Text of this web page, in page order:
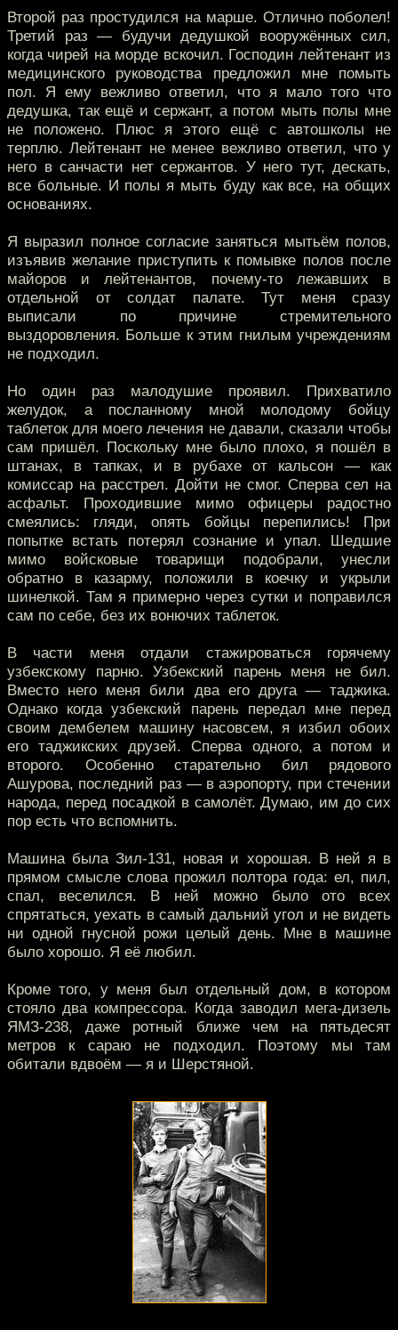
Второй раз простудился на марше. Отлично поболел!
Третий раз — будучи дедушкой вооружённых сил,
когда чирей на морде вскочил. Господин лейтенант из
медицинского руководства предложил мне помыть
пол. Я ему вежливо ответил, что я мало того что
дедушка, так ещё и сержант, а потом мыть полы мне
не положено. Плюс я этого ещё с автошколы не
терплю. Лейтенант не менее вежливо ответил, что у
него в санчасти нет сержантов. У него тут, дескать,
все больные. И полы я мыть буду как все, на общих
основаниях.
Я выразил полное согласие заняться мытьём полов,
изъявив желание приступить к помывке полов после
майоров и лейтенантов, почему-то лежавших в
отдельной от солдат палате. Тут меня сразу
выписали по причине стремительного
выздоровления. Больше к этим гнилым учреждениям
не подходил.
Но один раз малодушие проявил. Прихватило
желудок, а посланному мной молодому бойцу
таблеток для моего лечения не давали, сказали чтобы
сам пришёл. Поскольку мне было плохо, я пошёл в
штанах, в тапках, и в рубахе от кальсон — как
комиссар на расстрел. Дойти не смог. Сперва сел на
асфальт. Проходившие мимо офицеры радостно
смеялись: гляди, опять бойцы перепились! При
попытке встать потерял сознание и упал. Шедшие
мимо войсковые товарищи подобрали, унесли
обратно в казарму, положили в коечку и укрыли
шинелкой. Там я примерно через сутки и поправился
сам по себе, без их вонючих таблеток.
В части меня отдали стажироваться горячему
узбекскому парню. Узбекский парень меня не бил.
Вместо него меня били два его друга — таджика.
Однако когда узбекский парень передал мне перед
своим дембелем машину насовсем, я избил обоих
его таджикских друзей. Сперва одного, а потом и
второго. Особенно старательно бил рядового
Ашурова, последний раз — в аэропорту, при стечении
народа, перед посадкой в самолёт. Думаю, им до сих
пор есть что вспомнить.
Машина была Зил-131, новая и хорошая. В ней я в
прямом смысле слова прожил полтора года: ел, пил,
спал, веселился. В ней можно было ото всех
спрятаться, уехать в самый дальний угол и не видеть
ни одной гнусной рожи целый день. Мне в машине
было хорошо. Я её любил.
Кроме того, у меня был отдельный дом, в котором
стояло два компрессора. Когда заводил мега-дизель
ЯМЗ-238, даже ротный ближе чем на пятьдесят
метров к сараю не подходил. Поэтому мы там
обитали вдвоём — я и Шерстяной.